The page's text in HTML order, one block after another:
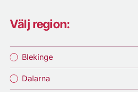
Välj region:
Blekinge
Dalarna